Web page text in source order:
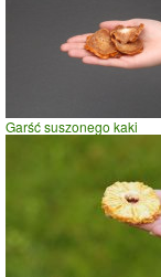
Garść suszonego kaki